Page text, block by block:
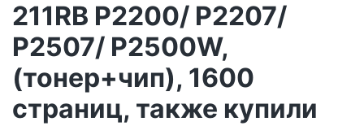
211RB P2200/ P2207/
P2507/ P2500W,
(тонер+чип), 1600
страниц, также купили